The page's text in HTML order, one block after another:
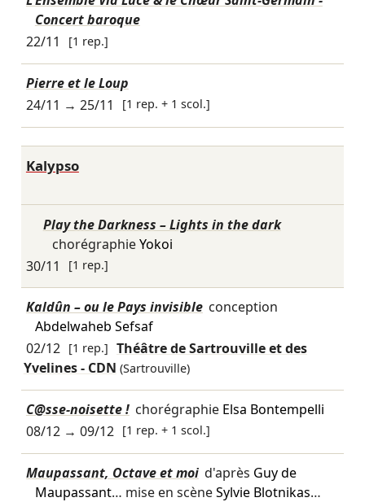
Concert baroque
22/11
[1 rep.]
Pierre et le Loup
24/11 → 25/11 [1 rep. + 1 scol.]
Kalypso
Play the Darkness – Lights in the dark
chorégraphieYokoi
30/11
[1 rep.]
Kaldûn – ou le Pays invisible conception
Abdelwaheb Sefsaf
02/12 [1 rep.] Théâtre de Sartrouville et des
Yvelines - CDN (Sartrouville)
C@sse-noisette ! chorégraphie Elsa Bontempelli
08/12→ 09/12 [1 rep. + 1 scol.]
Maupassant, Octave et moi d'après Guy de
Maupassant… mise en scèneSylvie Blotnikas…